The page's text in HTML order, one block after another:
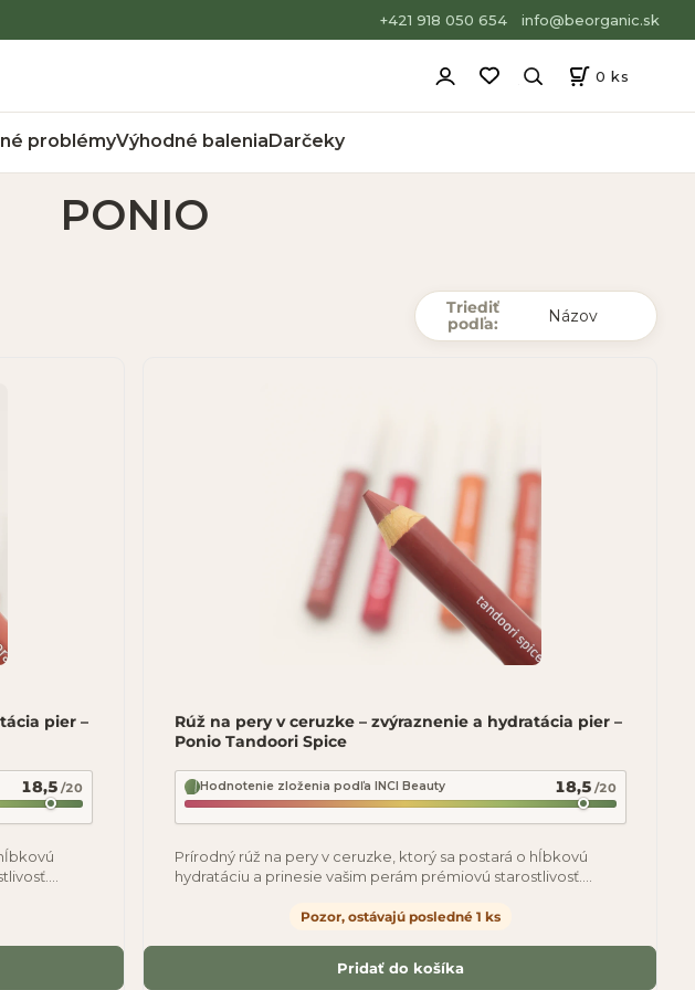
0 ks
+421 918 050 654 info@beorganic.sk
problémyVýhodné baleniaDarčeky
PONIO
Triediť
podľa:
pier –
18,5 /20
Rúž na pery v ceruzke – zvýraznenie a hydratácia pier –
Ponio Tandoori Spice
Hodnotenie zloženia podľa INCI Beauty 18,5 /20
Prírodný rúž na pery v ceruzke, ktorý sa postará o hĺbkovú
hydratáciu a prinesie vašim perám prémiovú starostlivosť.
Pozor, ostávajú posledné 1 ks
Pridať do košíka